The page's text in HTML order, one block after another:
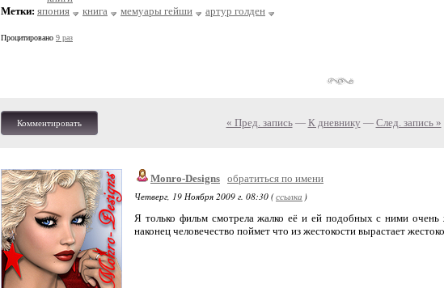
Метки: япония книга мемуары гейши артур голден
Процитировано 9 раз
Комментировать « Пред. запись— К дневнику — След. запись »
Monro-Designs обратиться по имени
Четверг, 19 Ноября 2009 г. 08:30 (ссылка )
Я только фильм смотрела жалко её и ей подобных с ними очень
наконец человечество поймет что из жестокости вырастает